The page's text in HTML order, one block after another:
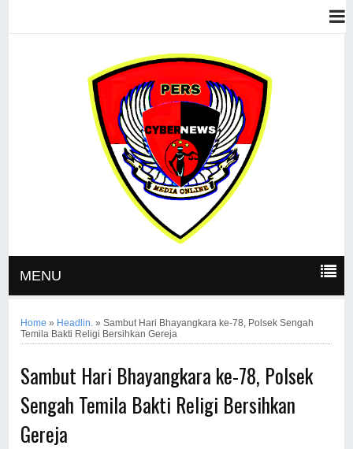
MENU
Home » Headlin. »Sambut Hari Bhayangkara ke-78, Polsek Sengah
Temila Bakti Religi Bersihkan Gereja
Sambut Hari Bhayangkara ke-78, Polsek
Sengah Temila Bakti Religi Bersihkan
Gereja